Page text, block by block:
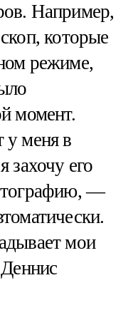
Например,
которые
режиме,
момент.
у меня в
захочу его
—
мои